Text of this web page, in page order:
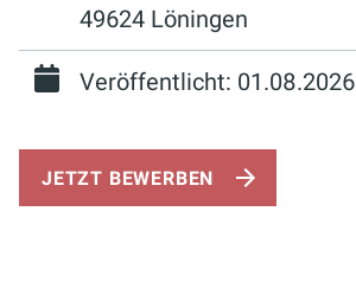
49624 Löningen
Veröffentlicht: 01.08.2026
JETZT BEWERBEN